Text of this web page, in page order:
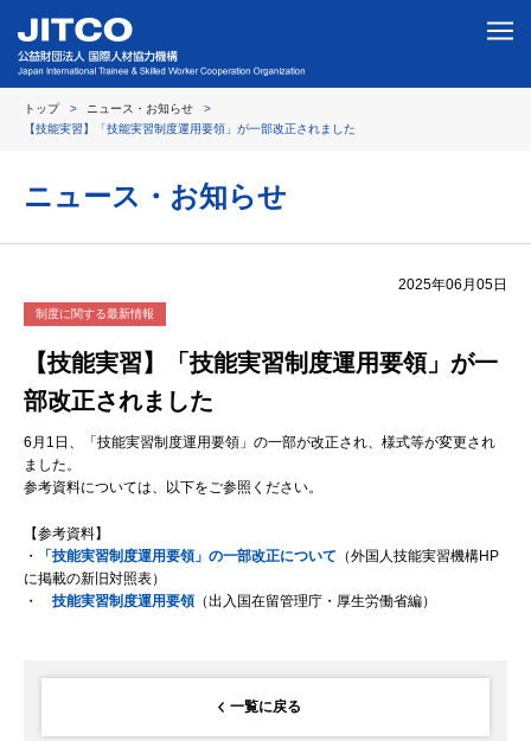
トップ
ニュース・お知らせ
【技能実習】「技能実習制度運用要領」が一部改正されました
ニュース・お知らせ
2025年06月05日
制度に関する最新情報
【技能実習】「技能実習制度運用要領」が一
部改正されました
6月1日、「技能実習制度運用要領」の一部が改正され、様式等が変更され
ました。
参考資料については、以下をご参照ください。
【参考資料】
・
「技能実習制度運用要領」の一部改正について （外国人技能実習機構HP
に掲載の新旧対照表）
・ 技能実習制度運用要領 （出入国在留管理庁・厚生労働省編）
一覧に戻る